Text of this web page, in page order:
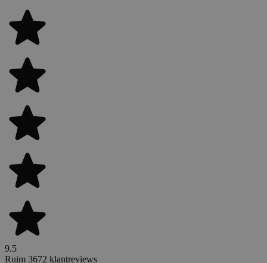
9.5
Ruim 3672 klantreviews